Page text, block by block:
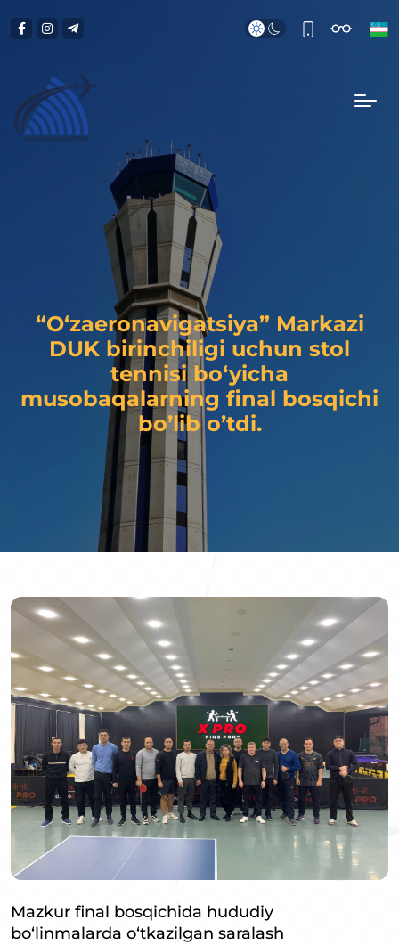
“O‘zaeronavigatsiya” Markazi
DUK birinchiligi uchun stol
tennisi bo‘yicha
musobaqalarning final bosqichi
bo’lib o’tdi.
Mazkur final bosqichida hududiy
bo‘linmalarda o‘tkazilgan saralash